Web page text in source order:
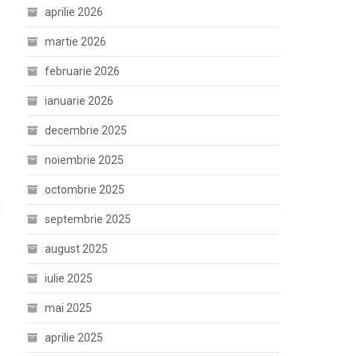
aprilie 2026
martie 2026
februarie 2026
ianuarie 2026
decembrie 2025
noiembrie 2025
octombrie 2025
septembrie 2025
august 2025
iulie 2025
mai 2025
aprilie 2025